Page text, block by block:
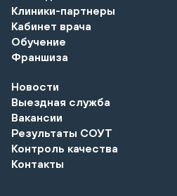
Клиники-партнеры
Кабинет врача
Обучение
Франшиза
Новости
Выездная служба
Вакансии
Результаты СОУТ
Контроль качества
Контакты